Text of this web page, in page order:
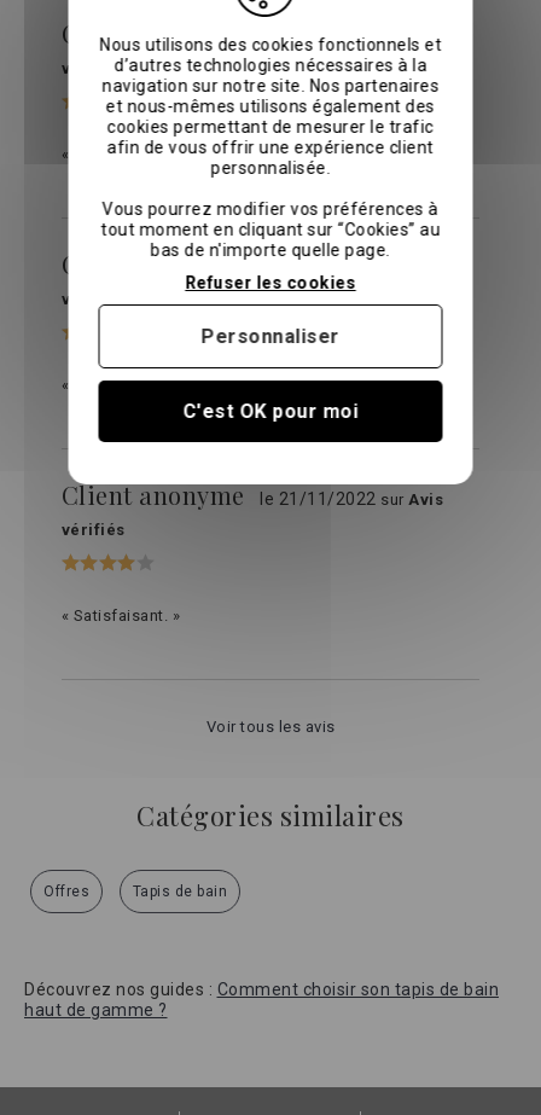
Client anonyme le 03/02/2023surAvis
vérifiés
« PARFAIT »
Client anonyme
vérifiés
« Bien, qualité attendue ! »
Client anonyme le 21/11/2022 surAvis
vérifiés
« Satisfaisant. »
Voir tous les avis
Catégories similaires
Offres Tapis de bain
Découvrez nos guides : Comment choisir son tapis de bain
haut de gamme ?
Nous utilisons des cookies fonctionnels et
d’autres technologies nécessaires à la
navigation sur notre site. Nos partenaires
et nous-mêmes utilisons également des
cookies permettant de mesurer le trafic
afin de vous offrir une expérience client
personnalisée.
Vous pourrez modifier vos préférences à
tout moment en cliquant sur “Cookies” au
bas de n'importe quelle page.
C'est OK pour moi
Refuser les cookies
Personnaliser